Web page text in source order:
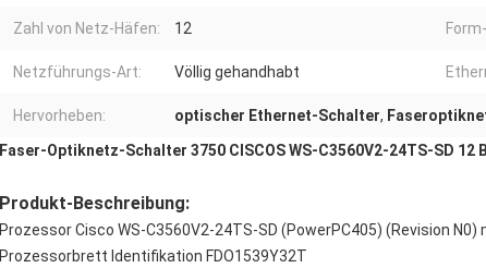
Zahl von Netz-Häfen: 12
Netzführungs-Art: Völlig gehandhabt
Hervorheben: optischer Ethernet-Schalter,
Faser-Optiknetz-Schalter 3750 CISCOS WS-C3560V2-24TS-SD 12
Produkt-Beschreibung:
Prozessor Cisco WS-C3560V2-24TS-SD (PowerPC405) (Revision
Prozessorbrett Identifikation FDO1539Y32T